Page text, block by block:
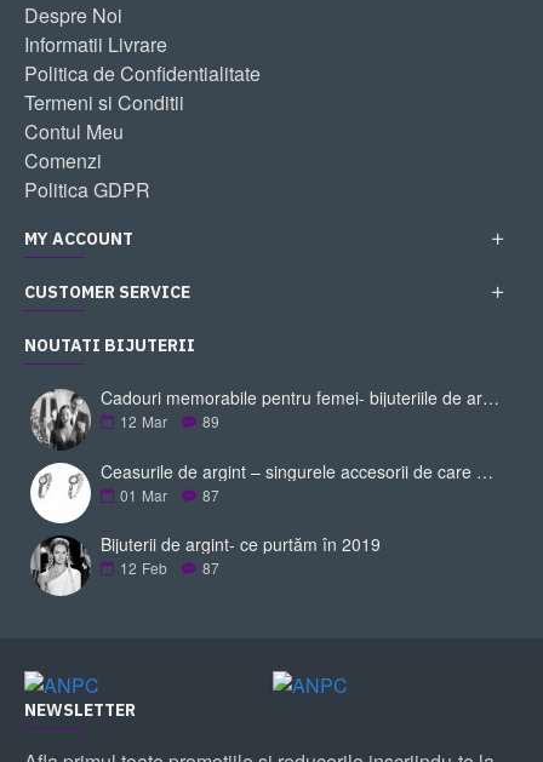
Despre Noi
Informatii Livrare
Politica de Confidentialitate
Termeni si Conditii
Contul Meu
Comenzi
Politica GDPR
MY ACCOUNT
CUSTOMER SERVICE
NOUTATI BIJUTERII
Cadouri memorabile pentru femei- bijuteriile de argint
12 Mar 89
Ceasurile de argint – singurele accesorii de care ai nevoie pentru a-ți completa ținuta
01 Mar 87
Bijuterii de argint- ce purtăm în 2019
12 Feb 87
NEWSLETTER